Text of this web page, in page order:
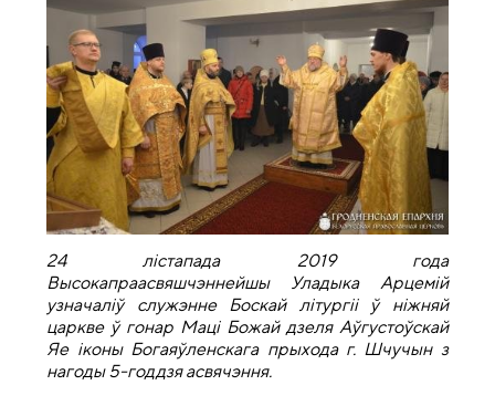
24 лістапада 2019 года
Высокапраасвяшчэннейшы Уладыка Арцемій
узначаліў служэнне Боскай літургіі ў ніжняй
царкве ў гонар Маці Божай дзеля Аўгустоўскай
Яе іконы Богаяўленскага прыхода г. Шчучын з
нагоды 5-годдзя асвячэння.